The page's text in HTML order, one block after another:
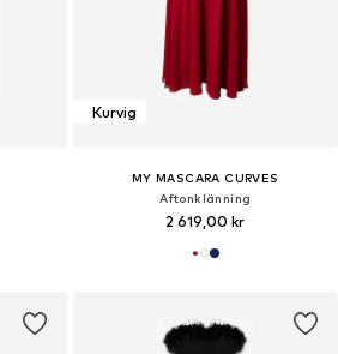
Kurvig
MY MASCARA CURVES
Aftonklänning
2 619,00 kr